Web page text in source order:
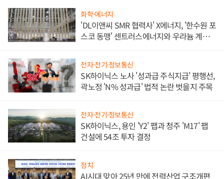
화학·에너지
'DL이앤씨 SMR 협력사' X에너지, '한수원 포
스코 동맹' 센트러스에너지와 우라늄 계약
전자·전기·정보통신
SK하이닉스 노사 '성과급 주식지급' 평행선,
곽노정 'N% 성과급' 법적 논란 벗을지 주목
전자·전기·정보통신
SK하이닉스, 용인 'Y2' 팹과 청주 'M17' 팹
건설에 54조 투자 결정
정치
AI시대 맞아 25년 만에 전력산업 구조개편